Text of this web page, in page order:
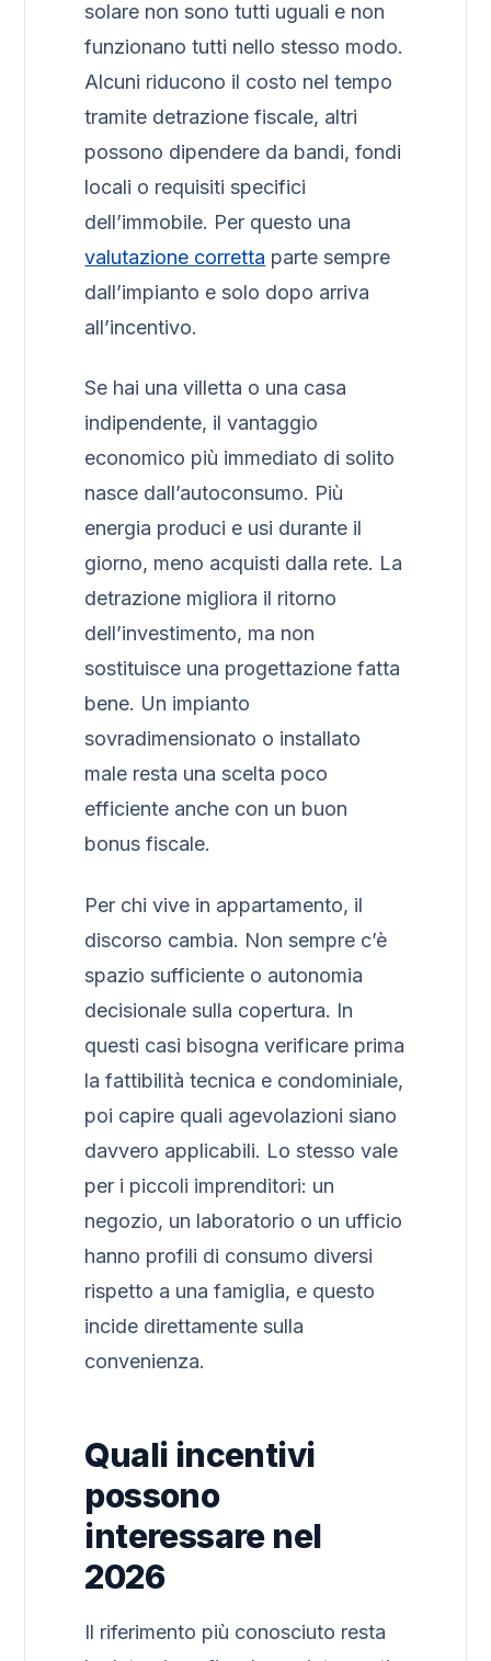
solare non sono tutti uguali e non
funzionano tutti nello stesso modo.
Alcuni riducono il costo nel tempo
tramite detrazione fiscale, altri
possono dipendere da bandi, fondi
locali o requisiti specifici
dell’immobile. Per questo una
valutazione corretta parte sempre
dall’impianto e solo dopo arriva
all’incentivo.
Se hai una villetta o una casa
indipendente, il vantaggio
economico più immediato di solito
nasce dall’autoconsumo. Più
energia produci e usi durante il
giorno, meno acquisti dalla rete. La
detrazione migliora il ritorno
dell’investimento, ma non
sostituisce una progettazione fatta
bene. Un impianto
sovradimensionato o installato
male resta una scelta poco
efficiente anche con un buon
bonus fiscale.
Per chi vive in appartamento, il
discorso cambia. Non sempre c’è
spazio sufficiente o autonomia
decisionale sulla copertura. In
questi casi bisogna verificare prima
la fattibilità tecnica e condominiale,
poi capire quali agevolazioni siano
davvero applicabili. Lo stesso vale
per i piccoli imprenditori: un
negozio, un laboratorio o un ufficio
hanno profili di consumo diversi
rispetto a una famiglia, e questo
incide direttamente sulla
convenienza.
Quali incentivi
possono
interessare nel
2026
Il riferimento più conosciuto resta